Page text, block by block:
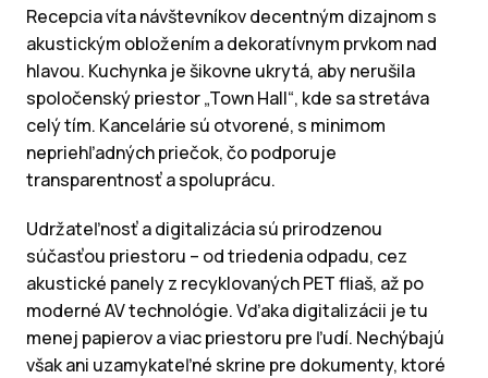
Recepcia víta návštevníkov decentným dizajnom s
akustickým obložením a dekoratívnym prvkom nad
hlavou. Kuchynka je šikovne ukrytá, aby nerušila
spoločenský priestor „Town Hall“, kde sa stretáva
celý tím. Kancelárie sú otvorené, s minimom
nepriehľadných priečok, čo podporuje
transparentnosť a spoluprácu.
Udržateľnosť a digitalizácia sú prirodzenou
súčasťou priestoru – od triedenia odpadu, cez
akustické panely z recyklovaných PET fliaš, až po
moderné AV technológie. Vďaka digitalizácii je tu
menej papierov a viac priestoru pre ľudí. Nechýbajú
však ani uzamykateľné skrine pre dokumenty, ktoré